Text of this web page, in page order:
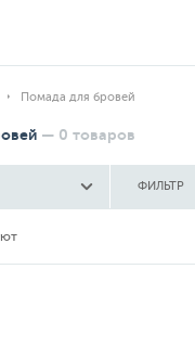
Помада для бровей
— 0 товаров
ФИЛЬТР